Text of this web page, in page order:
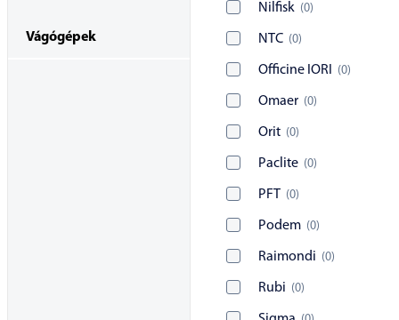
Nilfisk (0)
NTC (0)
Officine IORI (0)
Omaer (0)
Orit (0)
Paclite (0)
PFT (0)
Podem (0)
Raimondi (0)
Rubi (0)
Vágógépek